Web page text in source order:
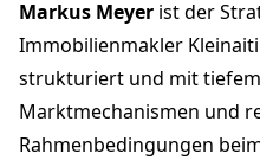
Markus Meyer ist der
Immobilienmakler
strukturiert und mit
Marktmechanismen und
Rahmenbedingungen